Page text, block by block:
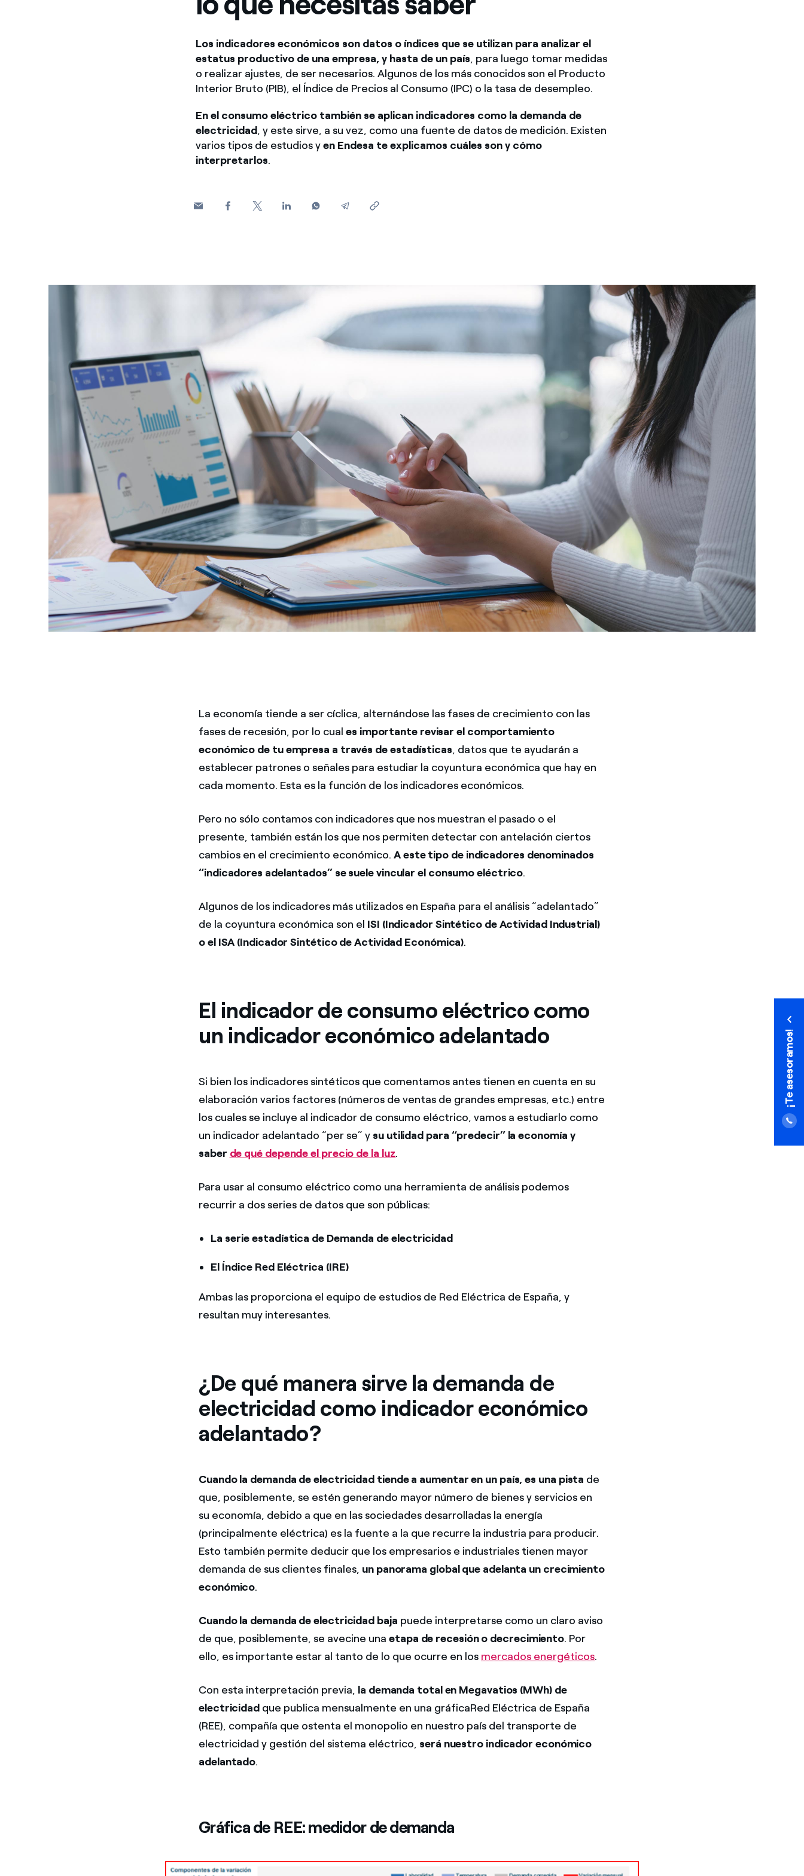
Ofertas para autónomos y Pymes
Los indicadores económicos son datos o índices que se utilizan para analizar el
estatus productivo de una empresa, y hasta de un país, para luego tomar medidas
o realizar ajustes, de ser necesarios. Algunos de los más conocidos son el Producto
Interior Bruto (PIB), el Índice de Precios al Consumo (IPC) o la tasa de desempleo.
En el consumo eléctrico también se aplican indicadores como la demanda de
electricidad, y este sirve, a su vez, como una fuente de datos de medición. Existen
varios tipos de estudios yen Endesa te explicamos cuáles son y cómo
interpretarlos.
La economía tiende a ser cíclica, alternándose las fases de crecimiento con las
fases de recesión, por lo cuales importante revisar el comportamiento
económico de tu empresa a través de estadísticas, datos que te ayudarán a
establecer patrones o señales para estudiar la coyuntura económica que hay en
cada momento. Esta es la función de los indicadores económicos.
Pero no sólo contamos con indicadores que nos muestran el pasado o el
presente, también están los que nos permiten detectar con antelación ciertos
cambios en el crecimiento económico.A este tipo de indicadores denominados
“indicadores adelantados” se suele vincular el consumo eléctrico.
Algunos de los indicadores más utilizados en España para el análisis “adelantado”
de la coyuntura económica son el ISI (Indicador Sintético de Actividad Industrial)
o el ISA (Indicador Sintético de Actividad Económica).
El indicador de consumo eléctrico como
un indicador económico adelantado
Si bien los indicadores sintéticos que comentamos antes tienen en cuenta en su
elaboración varios factores (números de ventas de grandes empresas, etc.) entre
los cuales se incluye al indicador de consumo eléctrico, vamos a estudiarlo como
un indicador adelantado “per se” y su utilidad para “predecir” la economía y
saber de qué depende el precio de la luz.
Para usar al consumo eléctrico como una herramienta de análisis podemos
recurrir a dos series de datos que son públicas:
La serie estadística de Demanda de electricidad
El Índice Red Eléctrica (IRE)
Ambas las proporciona el equipo de estudios de Red Eléctrica de España, y
resultan muy interesantes.
¿De qué manera sirve la demanda de
electricidad como indicador económico
adelantado?
Cuando la demanda de electricidad tiende a aumentar en un país, es una pista de
que, posiblemente, se estén generando mayor número de bienes y servicios en
su economía, debido a que en las sociedades desarrolladas la energía
(principalmente eléctrica) es la fuente a la que recurre la industria para producir.
Esto también permite deducir que los empresarios e industriales tienen mayor
demanda de sus clientes finales, un panorama global que adelanta un crecimiento
económico.
Cuando la demanda de electricidad baja puede interpretarse como un claro aviso
de que, posiblemente, se avecine unaetapa de recesión o decrecimiento. Por
ello, es importante estar al tanto de lo que ocurre en los mercados energéticos.
Con esta interpretación previa, la demanda total en Megavatios (MWh) de
electricidadque publica mensualmente en una gráficaRed Eléctrica de España
(REE), compañía que ostenta el monopolio en nuestro país del transporte de
electricidad y gestión del sistema eléctrico, será nuestro indicador económico
adelantado.
Gráfica de REE:medidor de demanda
¡Te asesoramos!